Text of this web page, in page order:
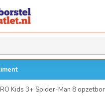
Kids 3+ Spider-Man 8